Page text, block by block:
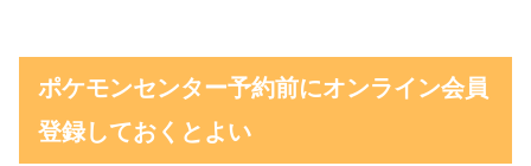
ポケモンセンター予約前にオンライン会員
登録しておくとよい